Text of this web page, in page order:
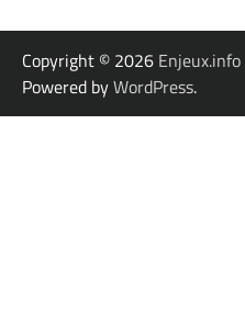
Copyright © 2026 Enjeux.info
Powered byWordPress.